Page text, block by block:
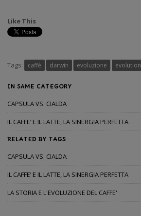
Like This
Tags: caffè darwin evoluzione evolution
IN SAME CATEGORY
CAPSULA VS. CIALDA
IL CAFFE’ E IL LATTE, LA SINERGIA PERFETTA
RELATED BY TAGS
CAPSULA VS. CIALDA
IL CAFFE’ E IL LATTE, LA SINERGIA PERFETTA
LA STORIA E L'EVOLUZIONE DEL CAFFE'